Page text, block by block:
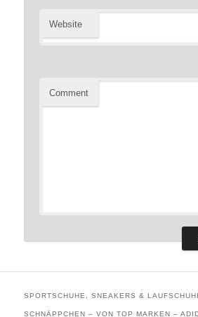
Website
Comment
SPORTSCHUHE, SNEAKERS &
SCHNÄPPCHEN – VON TOP MARKEN –